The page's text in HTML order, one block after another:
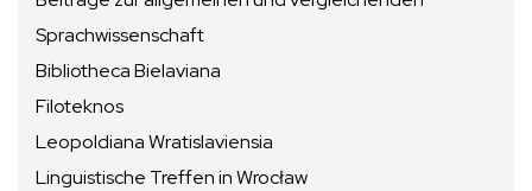
Sprachwissenschaft
Bibliotheca Bielaviana
Filoteknos
Leopoldiana Wratislaviensia
Linguistische Treffen in Wrocław